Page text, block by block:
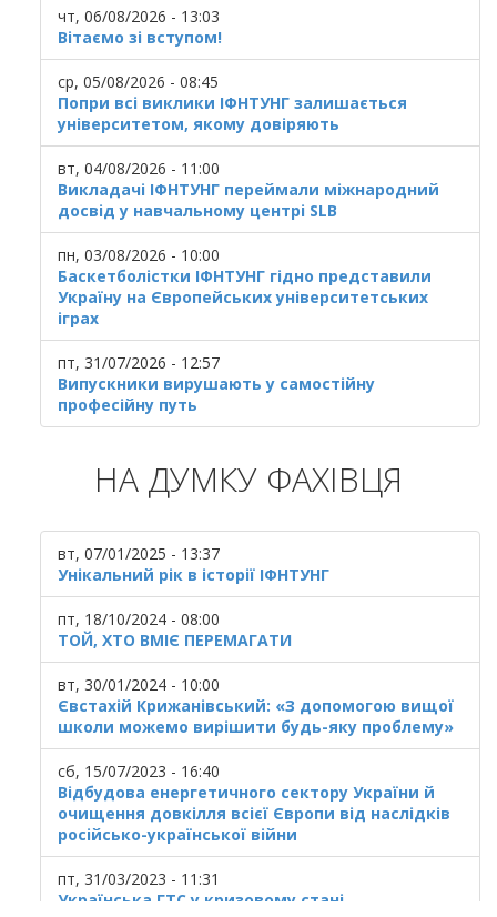
чт, 06/08/2026 - 13:03
Вітаємо зі вступом!
ср, 05/08/2026 - 08:45
Попри всі виклики ІФНТУНГ залишається
університетом, якому довіряють
вт, 04/08/2026 - 11:00
Викладачі ІФНТУНГ переймали міжнародний
досвід у навчальному центрі SLB
пн, 03/08/2026 - 10:00
Баскетболістки ІФНТУНГ гідно представили
Україну на Європейських університетських
іграх
пт, 31/07/2026 - 12:57
Випускники вирушають у самостійну
професійну путь
НА ДУМКУ ФАХІВЦЯ
вт, 07/01/2025 - 13:37
Унікальний рік в історії ІФНТУНГ
пт, 18/10/2024 - 08:00
ТОЙ, ХТО ВМІЄ ПЕРЕМАГАТИ
вт, 30/01/2024 - 10:00
Євстахій Крижанівський: «З допомогою вищої
школи можемо вирішити будь-яку проблему»
сб, 15/07/2023 - 16:40
Відбудова енергетичного сектору України й
очищення довкілля всієї Європи від наслідків
російсько-української війни
пт, 31/03/2023 - 11:31
Українська ГТС у кризовому стані